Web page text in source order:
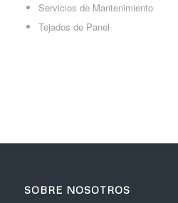
Servicios de Mantenimiento
Tejados de Panel
SOBRE NOSOTROS